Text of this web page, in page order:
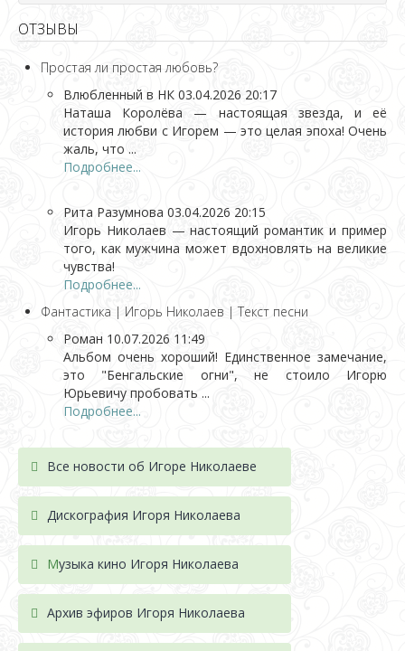
ОТЗЫВЫ
Простая ли простая любовь?
Влюбленный в НК 03.04.2026 20:17
Наташа Королёва — настоящая звезда, и её
история любви с Игорем — это целая эпоха! Очень
жаль, что ...
Подробнее...
Рита Разумнова 03.04.2026 20:15
Игорь Николаев — настоящий романтик и пример
того, как мужчина может вдохновлять на великие
чувства!
Подробнее...
Фантастика | Игорь Николаев | Текст песни
Роман 10.07.2026 11:49
Альбом очень хороший! Единственное замечание,
это "Бенгальские огни", не стоило Игорю
Юрьевичу пробовать ...
Подробнее...
Все новости об Игоре Николаеве
Дискография Игоря Николаева
Музыка кино Игоря Николаева
Архив эфиров Игоря Николаева